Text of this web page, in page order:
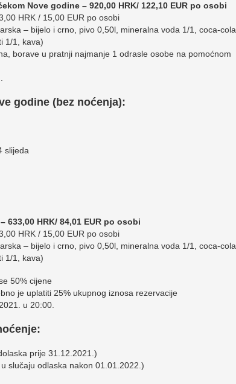
Nove godine – 920,00 HRK/ 122,10 EUR po osobi
HRK / 15,00 EUR po osobi
– bijelo i crno, pivo 0,50l, mineralna voda 1/1, coca-cola
1/1, kava)
borave u pratnji najmanje 1 odrasle osobe na pomoćnom
godine (bez noćenja):
slijeda
633,00 HRK/ 84,01 EUR po osobi
HRK / 15,00 EUR po osobi
– bijelo i crno, pivo 0,50l, mineralna voda 1/1, coca-cola
1/1, kava)
50% cijene
je uplatiti 25% ukupnog iznosa rezervacije
u 20:00.
prije 31.12.2021.)
slučaju odlaska nakon 01.01.2022.)